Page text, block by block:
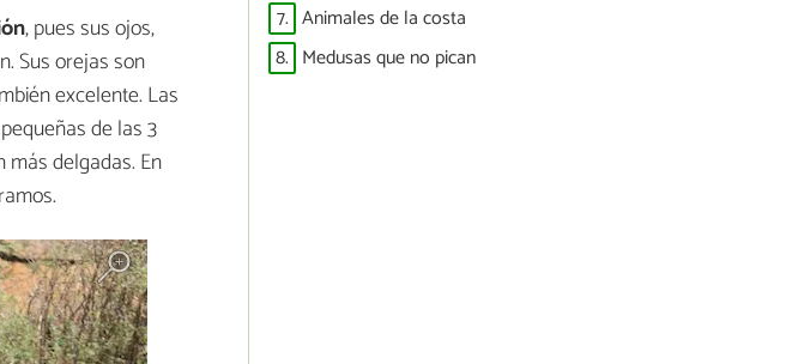
, pues sus ojos,
Sus orejas son
excelente. Las
de las 3
más delgadas. En
7. Animales de la costa
8. Medusas que no pican